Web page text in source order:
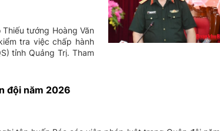
tướng Hoàng Văn
tra việc chấp hành
tỉnh Quảng Trị. Tham
đội năm 2026